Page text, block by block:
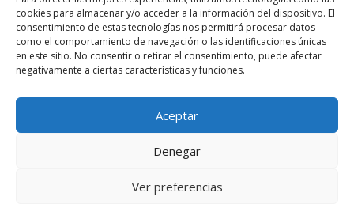
cookies para almacenar y/o acceder a la información del dispositivo. El
consentimiento de estas tecnologías nos permitirá procesar datos
como el comportamiento de navegación o las identificaciones únicas
en este sitio. No consentir o retirar el consentimiento, puede afectar
negativamente a ciertas características y funciones.
Aceptar
Denegar
Ver preferencias
Publicaciones
Acceso Videotutoriales
CONTACTO